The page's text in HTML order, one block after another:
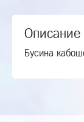
Описание
Бусина